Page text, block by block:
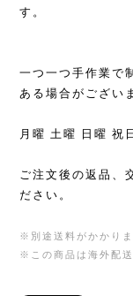
す。
一つ一つ手作業で
ある場合がござい
月曜 土曜 日曜 祝
ご注文後の返品、
ださい。
※別途送料がかかりま
※この商品は海外配送